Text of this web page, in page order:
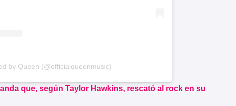
by Queen (@officialqueenmusic)
que, según Taylor Hawkins, rescató al rock en su